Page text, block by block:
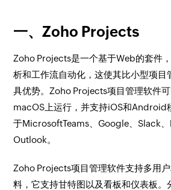
一、Zoho Projects
Zoho Projects是一个基于Web的套件
析和工作流自动化，这使其比小型项目
具优势。Zoho Projects项目管理软件
macOS上运行，并支持iOS和Android
于MicrosoftTeams、Google、Slack
Outlook。
Zoho Projects项目管理软件支持多用
料，它支持甘特图以及看板和仪表板。